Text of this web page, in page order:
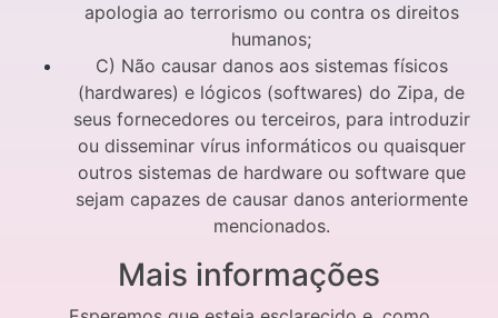
apologia ao terrorismo ou contra os direitos
humanos;
C) Não causar danos aos sistemas físicos
(hardwares) e lógicos (softwares) do Zipa, de
seus fornecedores ou terceiros, para introduzir
ou disseminar vírus informáticos ou quaisquer
outros sistemas de hardware ou software que
sejam capazes de causar danos anteriormente
mencionados.
Mais informações